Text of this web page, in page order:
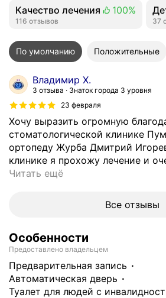
Качество лечения
Положительных отзывов
100%
116 отзывов 37
По умолчанию Положительные
Владимир Х.
3 отзыва
Знаток города 3 уровня
23 февраля
Хочу выразить огромную
стоматологической клинике
ортопеду Журба Дмитрий
клинике я прохожу лечение и
Читать ещё
Все отзывы
Особенности
Предоставлено владельцем
предварительная запись
автоматическая дверь
туалет для людей с